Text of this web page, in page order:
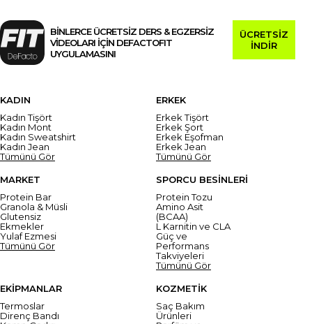
BİNLERCE ÜCRETSİZ DERS & EGZERSİZ
VİDEOLARI İÇİN DEFACTOFIT
UYGULAMASINI
ÜCRETSİZ
İNDİR
KADIN
Kadın Tişört
Kadın Mont
Kadın Sweatshirt
Kadın Jean
Tümünü Gör
ERKEK
Erkek Tişört
Erkek Şort
Erkek Eşofman
Erkek Jean
Tümünü Gör
MARKET
Protein Bar
Granola & Müsli
Glutensiz
Ekmekler
Yulaf Ezmesi
Tümünü Gör
SPORCU BESİNLERİ
Protein Tozu
Amino Asit
(BCAA)
L Karnitin ve CLA
Güç ve
Performans
Takviyeleri
Tümünü Gör
EKİPMANLAR
Termoslar
Direnç Bandı
KOZMETİK
Saç Bakım
Ürünleri